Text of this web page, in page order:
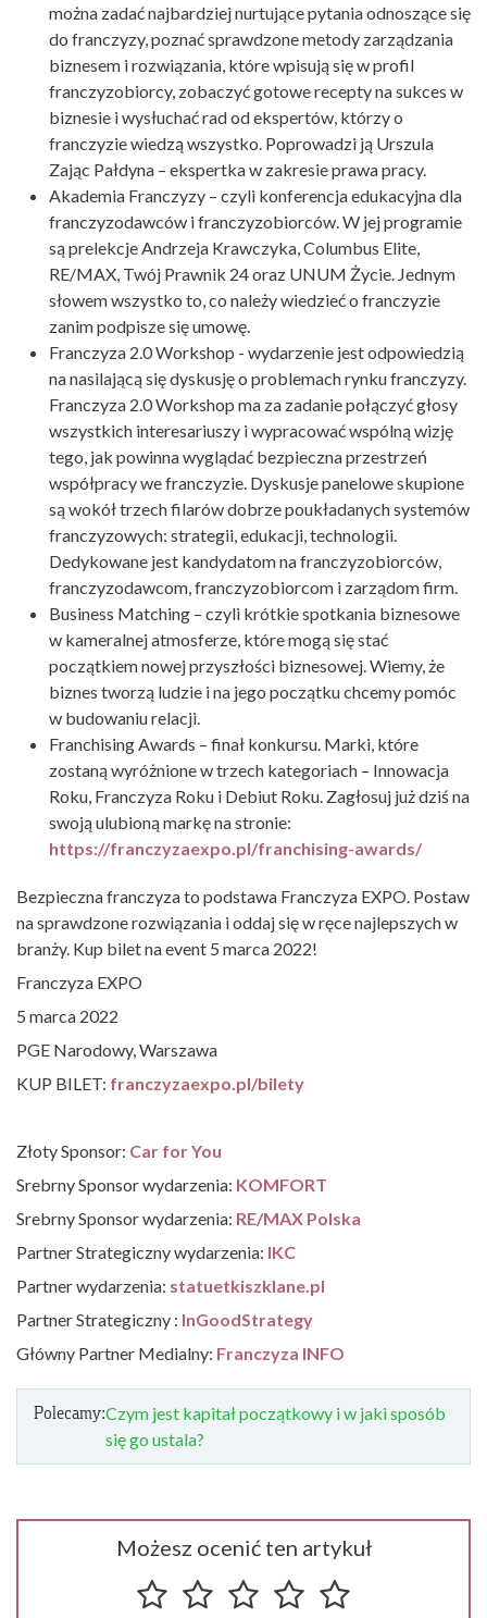
można zadać najbardziej nurtujące pytania odnoszące się
do franczyzy, poznać sprawdzone metody zarządzania
biznesem i rozwiązania, które wpisują się w profil
franczyzobiorcy, zobaczyć gotowe recepty na sukces w
biznesie i wysłuchać rad od ekspertów, którzy o
franczyzie wiedzą wszystko. Poprowadzi ją Urszula
Zając Pałdyna – ekspertka w zakresie prawa pracy.
Akademia Franczyzy – czyli konferencja edukacyjna dla
franczyzodawców i franczyzobiorców. W jej programie
są prelekcje Andrzeja Krawczyka, Columbus Elite,
RE/MAX, Twój Prawnik 24 oraz UNUM Życie. Jednym
słowem wszystko to, co należy wiedzieć o franczyzie
zanim podpisze się umowę.
Franczyza 2.0 Workshop - wydarzenie jest odpowiedzią
na nasilającą się dyskusję o problemach rynku franczyzy.
Franczyza 2.0 Workshop ma za zadanie połączyć głosy
wszystkich interesariuszy i wypracować wspólną wizję
tego, jak powinna wyglądać bezpieczna przestrzeń
współpracy we franczyzie. Dyskusje panelowe skupione
są wokół trzech filarów dobrze poukładanych systemów
franczyzowych: strategii, edukacji, technologii.
Dedykowane jest kandydatom na franczyzobiorców,
franczyzodawcom, franczyzobiorcom i zarządom firm.
Business Matching – czyli krótkie spotkania biznesowe
w kameralnej atmosferze, które mogą się stać
początkiem nowej przyszłości biznesowej. Wiemy, że
biznes tworzą ludzie i na jego początku chcemy pomóc
w budowaniu relacji.
Franchising Awards – finał konkursu. Marki, które
zostaną wyróżnione w trzech kategoriach – Innowacja
Roku, Franczyza Roku i Debiut Roku. Zagłosuj już dziś na
swoją ulubioną markę na stronie:
https://franczyzaexpo.pl/franchising-awards/
Bezpieczna franczyza to podstawa Franczyza EXPO. Postaw
na sprawdzone rozwiązania i oddaj się w ręce najlepszych w
branży. Kup bilet na event 5 marca 2022!
Franczyza EXPO
5 marca 2022
PGE Narodowy, Warszawa
KUP BILET: franczyzaexpo.pl/bilety
Złoty Sponsor: Car for You
Srebrny Sponsor wydarzenia: KOMFORT
Srebrny Sponsor wydarzenia: RE/MAX Polska
Partner Strategiczny wydarzenia: IKC
Partner wydarzenia: statuetkiszklane.pl
Partner Strategiczny : InGoodStrategy
Główny Partner Medialny: Franczyza INFO
Polecamy:Czym jest kapitał początkowy i w jaki sposób
się go ustala?
Możesz ocenić ten artykuł